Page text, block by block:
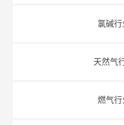
氯碱
天然气
燃气